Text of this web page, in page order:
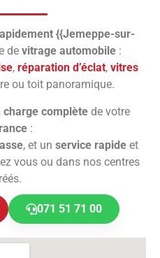
{{Jemeppe-sur-
de vitrage automobile:
, réparation d’éclat, vitres
ou toit panoramique.
charge complètede votre
:
, et un service rapideet
vous ou dans nos centres
071 51 71 00